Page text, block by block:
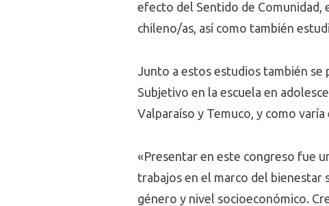
efecto del Sentido de Comunidad,
chileno/as, así como también
Junto a estos estudios también
Subjetivo en la escuela en
Valparaíso y Temuco, y como
«Presentar en este congreso fue
trabajos en el marco del bienestar
género y nivel socioeconómico.